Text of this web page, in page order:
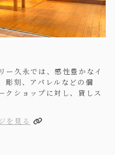
ー久永では、感性豊かなイ
彫刻、アパレルなどの個
クショップに対し、貸しス
を見る